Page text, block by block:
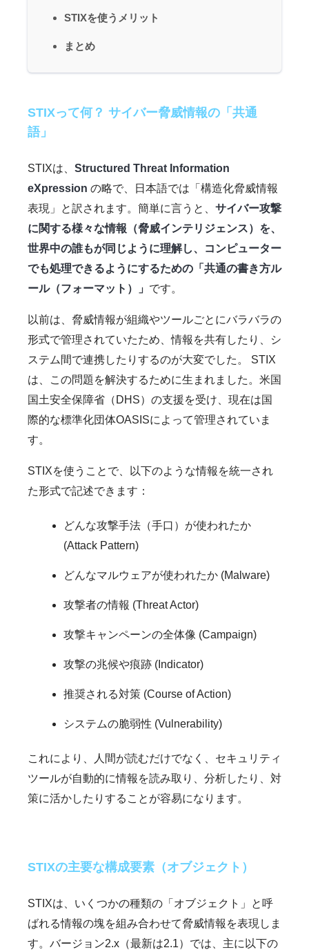
STIXを使うメリット
まとめ
STIXって何？ サイバー脅威情報の「共通
語」
STIXは、 Structured Threat Information
eXpression の略で、日本語では「構造化脅威情報
表現」と訳されます。簡単に言うと、 サイバー攻撃
に関する様々な情報（脅威インテリジェンス）を、
世界中の誰もが同じように理解し、コンピューター
でも処理できるようにするための「共通の書き方ル
ール（フォーマット）」 です。
以前は、脅威情報が組織やツールごとにバラバラの
形式で管理されていたため、情報を共有したり、シ
ステム間で連携したりするのが大変でした。 STIX
は、この問題を解決するために生まれました。米国
国土安全保障省（DHS）の支援を受け、現在は国
際的な標準化団体OASISによって管理されていま
す。
STIXを使うことで、以下のような情報を統一され
た形式で記述できます：
どんな攻撃手法（手口）が使われたか
(Attack Pattern)
どんなマルウェアが使われたか (Malware)
攻撃者の情報 (Threat Actor)
攻撃キャンペーンの全体像 (Campaign)
攻撃の兆候や痕跡 (Indicator)
推奨される対策 (Course of Action)
システムの脆弱性 (Vulnerability)
これにより、人間が読むだけでなく、セキュリティ
ツールが自動的に情報を読み取り、分析したり、対
策に活かしたりすることが容易になります。
STIXの主要な構成要素（オブジェクト）
STIXは、いくつかの種類の「オブジェクト」と呼
ばれる情報の塊を組み合わせて脅威情報を表現しま
す。バージョン2.x（最新は2.1）では、主に以下の